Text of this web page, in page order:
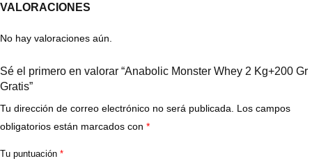
VALORACIONES
No hay valoraciones aún.
Sé el primero en valorar “Anabolic Monster Whey 2 Kg+200 Gr
Gratis”
Tu dirección de correo electrónico no será publicada.
Los campos
obligatorios están marcados con *
Tu puntuación *